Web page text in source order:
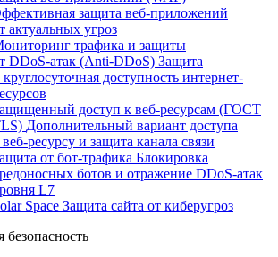
защита веб-приложений
актуальных угроз
трафика и защиты
DDoS‑атак (Anti‑DDoS) Защита
доступность интернет-
доступ к веб-ресурсам (ГОСТ
Дополнительный вариант доступа
и защита канала связи
от бот‑трафика Блокировка
ботов и отражение DDoS‑атак
L7
Space Защита сайта от киберугроз
безопасность